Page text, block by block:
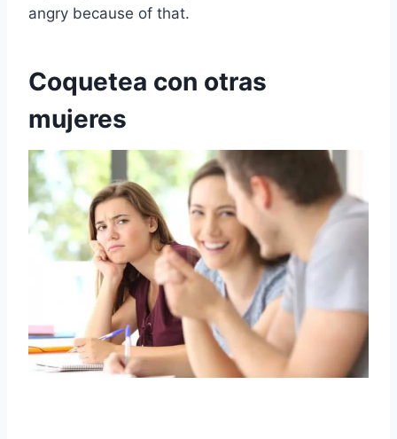
angry because of that.
Coquetea con otras
mujeres